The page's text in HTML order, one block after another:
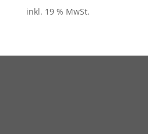
inkl. 19 % MwSt.